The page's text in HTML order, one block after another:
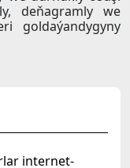
deňagramly we
goldaýandygyny
internet-